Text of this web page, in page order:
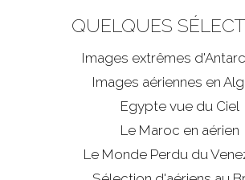
QUELQUES
Images extrêmes d'
Images aériennes en
Egypte vue du Ciel
Le Maroc en aérien
Le Monde Perdu du